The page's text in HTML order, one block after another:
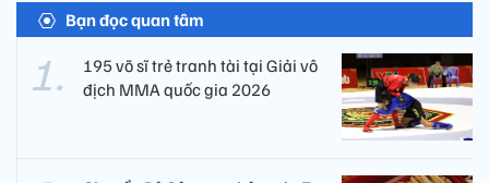
Bạn đọc quan tâm
195 võ sĩ trẻ tranh tài tại Giải vô
địch MMA quốc gia 2026